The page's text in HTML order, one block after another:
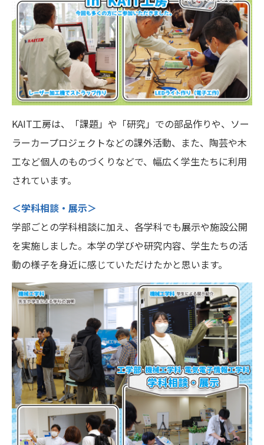
KAIT工房は、「課題」や「研究」での部品作りや、ソー
ラーカープロジェクトなどの課外活動、また、陶芸や木
工など個人のものづくりなどで、幅広く学生たちに利用
されています。
＜学科相談・展示＞
学部ごとの学科相談に加え、各学科でも展示や施設公開
を実施しました。本学の学びや研究内容、学生たちの活
動の様子を身近に感じていただけたかと思います。